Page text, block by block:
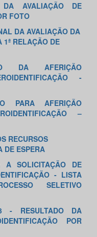
DA AVALIAÇÃO DE
FOTO
DA AVALIAÇÃO DA
1ª RELAÇÃO DE
DA AFERIÇÃO
-
PARA AFERIÇÃO
–
RECURSOS
DE ESPERA
A SOLICITAÇÃO DE
- LISTA
SELETIVO
- RESULTADO DA
POR